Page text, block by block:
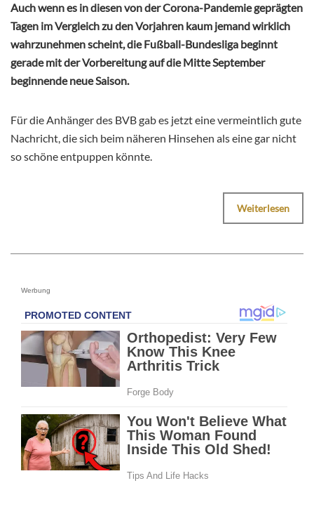
Auch wenn es in diesen von der Corona-Pandemie geprägten
Tagen im Vergleich zu den Vorjahren kaum jemand wirklich
wahrzunehmen scheint, die Fußball-Bundesliga beginnt
gerade mit der Vorbereitung auf die Mitte September
beginnende neue Saison.
Für die Anhänger des BVB gab es jetzt eine vermeintlich gute
Nachricht, die sich beim näheren Hinsehen als eine gar nicht
so schöne entpuppen könnte.
Weiterlesen
Werbung